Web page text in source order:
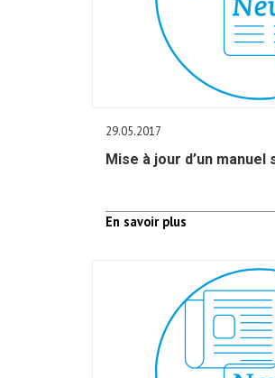
29.05.2017
Mise à jour d’un
En savoir plus